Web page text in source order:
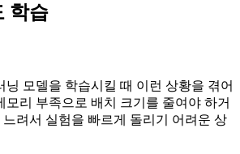
학습
닝 모델을 학습시킬 때 이런 상황을 겪어
모리 부족으로 배치 크기를 줄여야 하거
려서 실험을 빠르게 돌리기 어려운 상